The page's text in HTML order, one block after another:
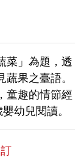
菜」為題，透
果之臺語。
童趣的情節經
幼兒閱讀。